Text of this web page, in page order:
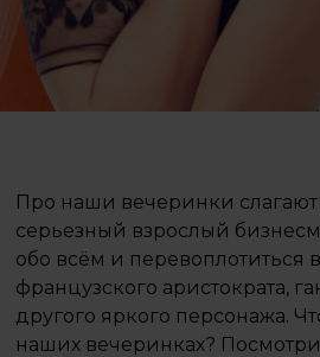
Про наши вечеринки
серьезный взрослый
обо всём и перевоплотиться
французского аристократа,
другого яркого персонажа.
наших вечеринках?